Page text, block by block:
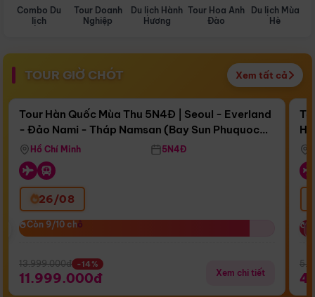
Combo Du
lịch
Tour Doanh
Nghiệp
Du lịch Hành
Hương
Tour Hoa Anh
Đào
Du lịch Mùa
Hè
TOUR GIỜ CHÓT Xem tất cả
Còn17 ngày 00:14:15
Bay Sun Phuquoc Airways
Điểm nổi bật
Tour Hàn Quốc Mùa Thu 5N4Đ | Seoul - Everland
- Đảo Nami - Tháp Namsan (Bay Sun Phuquoc
Airways)
Hồ Chí Minh 5N4Đ
26/08
Còn 9/10 chỗ
Còn 9/10 chỗ
13.999.000đ -14%
11.999.000đ Xem chi tiết